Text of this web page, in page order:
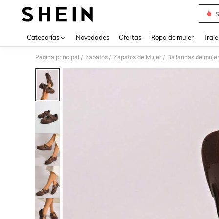
Categorías Novedades Ofertas Ropa de mujer
Página principal / Zapatos / Zapatos de Mujer / Bailarinas de mujer